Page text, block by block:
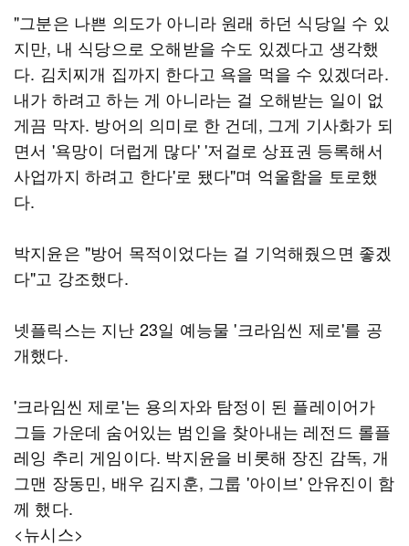
"그분은 나쁜 의도가 아니라 원래 하던 식당일 수 있
지만, 내 식당으로 오해받을 수도 있겠다고 생각했
다. 김치찌개 집까지 한다고 욕을 먹을 수 있겠더라.
내가 하려고 하는 게 아니라는 걸 오해받는 일이 없
게끔 막자. 방어의 의미로 한 건데, 그게 기사화가 되
면서 '욕망이 더럽게 많다' '저걸로 상표권 등록해서
사업까지 하려고 한다'로 됐다"며 억울함을 토로했
다.
박지윤은 "방어 목적이었다는 걸 기억해줬으면 좋겠
다"고 강조했다.
넷플릭스는 지난 23일 예능물 '크라임씬 제로'를 공
개했다.
'크라임씬 제로'는 용의자와 탐정이 된 플레이어가
그들 가운데 숨어있는 범인을 찾아내는 레전드 롤플
레잉 추리 게임이다. 박지윤을 비롯해 장진 감독, 개
그맨 장동민, 배우 김지훈, 그룹 '아이브' 안유진이 함
께 했다.
<뉴시스>